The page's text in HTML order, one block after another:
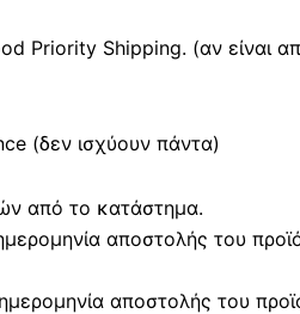
Priority Shipping. (αν είναι
(δεν ισχύουν πάντα)
από το κατάστημα.
αποστολής του
αποστολής του